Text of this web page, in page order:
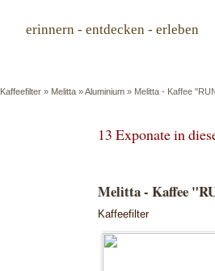
erinnern - entdecken - erleben
Kaffeefilter » Melitta »Aluminium » Melitta - Kaffee
13 Exponate in
Melitta - Kaffee
Kaffeefilter